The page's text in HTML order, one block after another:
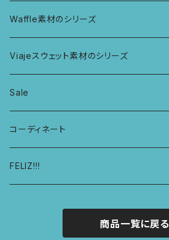
総レースショーツ
レディースボクサー
KIDS ラグランスリーブ長袖トップス
KIDS アラジンパンツ
KIDS ジョギングパンツ
KIDS レギンス
KIDS スウェットパーカー
ラグ
なべつかみ
プフ
パーカー
ジャケット
Waffle素材のシリーズ
Viajeスウェット素材のシリーズ
Sale
コーディネート
コーディネート1
FELIZ!!!
商品一覧に戻る